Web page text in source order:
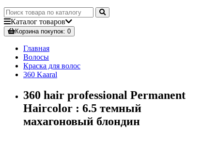
Каталог товаров
Корзинапокупок: 0
Главная
Волосы
Краска для волос
360 Kaaral
360 hair professional Permanent
Haircolor : 6.5 темный
махагоновый блондин